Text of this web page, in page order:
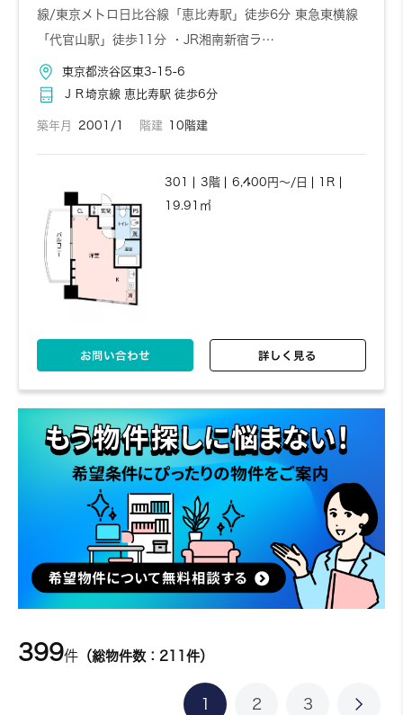
お問い合わせ
線/東京メトロ日比谷線「恵比寿駅」徒歩6分 東急東横線
「代官山駅」徒歩11分 ・JR湘南新宿ラ…
東京都渋谷区東3-15-6
ＪＲ埼京線 恵比寿駅 徒歩6分
築年月 2001/1 階建 10階建
301 3階 6,400円～/日
1R
19.91㎡
お問い合わせ 詳しく見る
399件 （総物件数：211件）
1 2 3